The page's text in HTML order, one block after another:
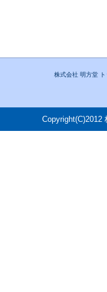
株式会社 明方堂
Copyright(C)2012